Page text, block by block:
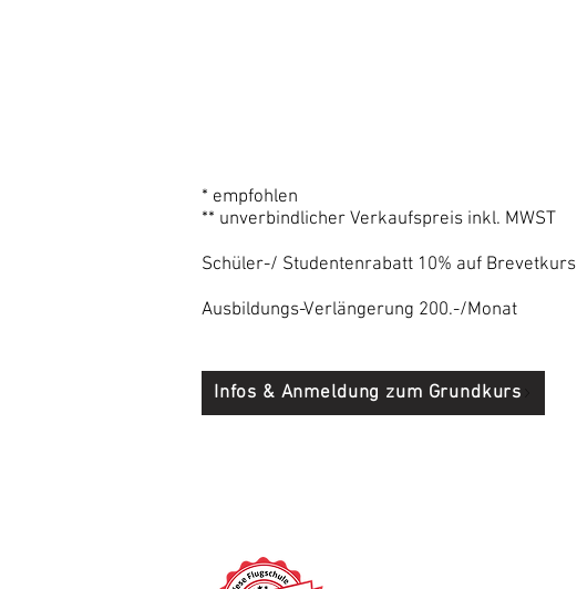
* empfohlen
** unverbindlicher Verkaufspreis inkl. MWST
Schüler-/ Studentenrabatt 10% auf Brevetkurs
Ausbildungs-Verlängerung 200.-/Monat
Infos & Anmeldung zum Grundkurs